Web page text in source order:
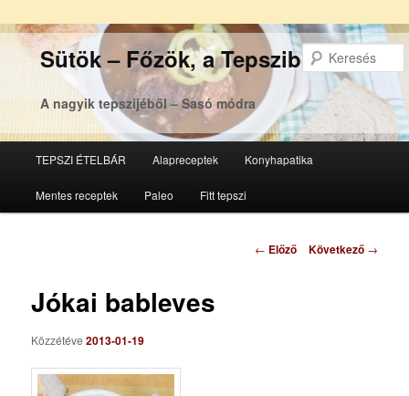
Sütök – Főzök, a Tepsziből
A nagyik tepszijéből – Sasó módra
Tovább
az
Tovább
a
TEPSZI ÉTELBÁR Alapreceptek Konyhapatika
Mentes receptek Paleo Fitt tepszi
Bejegyzés
← Előző Következő →
Jókai bableves
Közzétéve2013-01-19